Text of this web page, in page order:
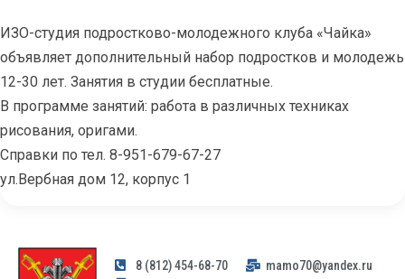
ИЗО-студия подростково-молодежного клуба «Чайка»
объявляет дополнительный набор подростков и молодежь
12-30 лет. Занятия в студии бесплатные.
В программе занятий: работа в различных техниках
рисования, оригами.
Справки по тел. 8-951-679-67-27
ул.Вербная дом 12, корпус 1
8 (812) 454-68-70
mamo70@yandex.ru